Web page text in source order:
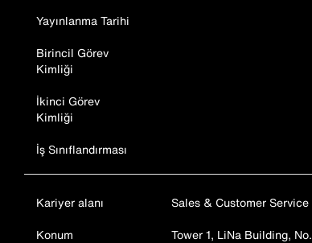
Yayınlanma Tarihi
Birincil Görev
Kimliği
İkinci Görev
Kimliği
İş Sınıflandırması
Kariyer alanı
Sales & Customer Service
Konum
Tower 1, LiNa Building, No.